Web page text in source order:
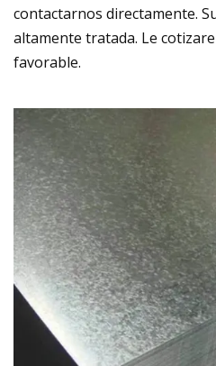
contactarnos directamente.
altamente tratada. Le
favorable.